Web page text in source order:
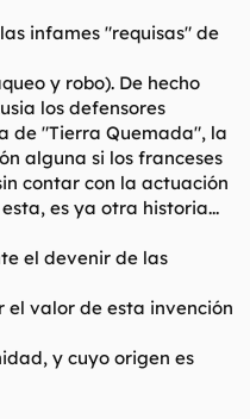
infames "requisas" de
y robo). De hecho
los defensores
de "Tierra Quemada", la
alguna si los franceses
contar con la actuación
es ya otra historia...
el devenir de las
el valor de esta invención
y cuyo origen es